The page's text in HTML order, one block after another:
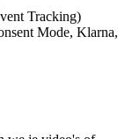
Tracking)
Mode, Klarna,